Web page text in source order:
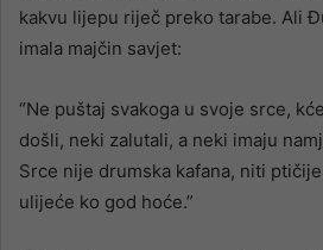
kakvu lijepu riječ preko tarabe. Ali
imala majčin savjet:
“Ne puštaj svakoga u svoje srce,
došli, neki zalutali, a neki imaju
Srce nije drumska kafana, niti
ulijeće ko god hoće.”